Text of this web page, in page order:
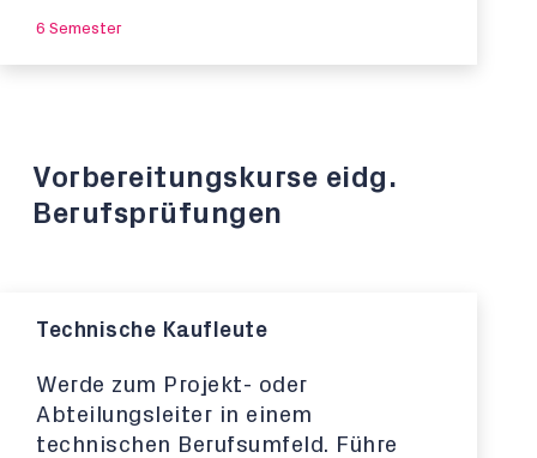
6 Semester
Vorbereitungskurse eidg.
Berufsprüfungen
Technische Kaufleute
Werde zum Projekt- oder
Abteilungsleiter in einem
technischen Berufsumfeld. Führe